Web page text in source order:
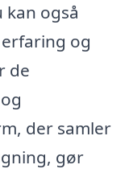
kan også
og
de
der samler
gør